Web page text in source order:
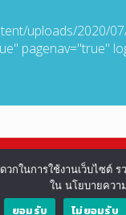
uploads/2020/
pagenav="true"
ในการใช้งานเว็บไซต์
ใน นโยบายควา
ยอมรับ ไม่ยอมรับ